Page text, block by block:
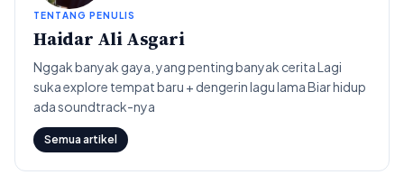
TENTANG PENULIS
Haidar Ali Asgari
Nggak banyak gaya, yang penting banyak cerita Lagi
suka explore tempat baru + dengerin lagu lama Biar hidup
ada soundtrack-nya
Semua artikel